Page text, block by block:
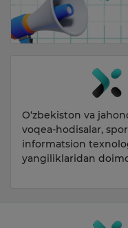
O‘zbekiston va
voqea-hodisalar,
informatsion
yangiliklaridan